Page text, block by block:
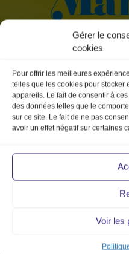
Gérer le
cookies
Pour offrir les meilleures
telles que les cookies pour stocker
appareils. Le fait de consentir à
des données telles que le
sur ce site. Le fait de ne pas
avoir un effet négatif sur certaines
Voir les
07_robe1